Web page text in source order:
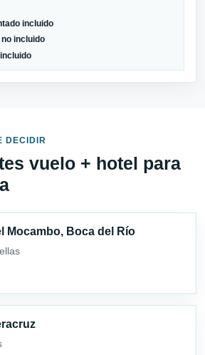
incluido
no incluido
DECIDIR
vuelo + hotel para
Mocambo, Boca del Río